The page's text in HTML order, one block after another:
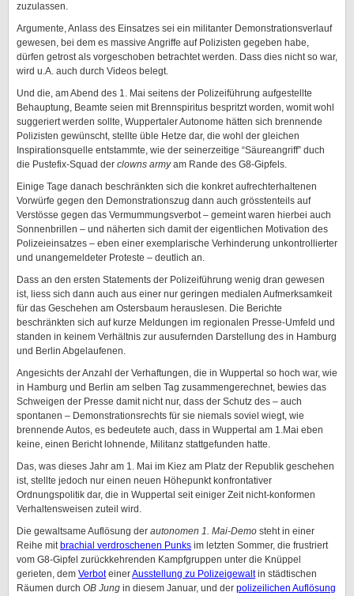
zuzulassen.
Argumente, Anlass des Einsatzes sei ein militanter Demonstrationsverlauf
gewesen, bei dem es massive Angriffe auf Polizisten gegeben habe,
dürfen getrost als vorgeschoben betrachtet werden. Dass dies nicht so war,
wird u.A. auch durch Videos belegt.
Und die, am Abend des 1. Mai seitens der Polizeiführung aufgestellte
Behauptung, Beamte seien mit Brennspiritus bespritzt worden, womit wohl
suggeriert werden sollte, Wuppertaler Autonome hätten sich brennende
Polizisten gewünscht, stellte üble Hetze dar, die wohl der gleichen
Inspirationsquelle entstammte, wie der seinerzeitige “Säureangriff” duch
die Pustefix-Squad der clowns armyam Rande des G8-Gipfels.
Einige Tage danach beschränkten sich die konkret aufrechterhaltenen
Vorwürfe gegen den Demonstrationszug dann auch grösstenteils auf
Verstösse gegen das Vermummungsverbot – gemeint waren hierbei auch
Sonnenbrillen – und näherten sich damit der eigentlichen Motivation des
Polizeieinsatzes – eben einer exemplarische Verhinderung unkontrollierter
und unangemeldeter Proteste – deutlich an.
Dass an den ersten Statements der Polizeiführung wenig dran gewesen
ist, liess sich dann auch aus einer nur geringen medialen Aufmerksamkeit
für das Geschehen am Ostersbaum herauslesen. Die Berichte
beschränkten sich auf kurze Meldungen im regionalen Presse-Umfeld und
standen in keinem Verhältnis zur ausufernden Darstellung des in Hamburg
und Berlin Abgelaufenen.
Angesichts der Anzahl der Verhaftungen, die in Wuppertal so hoch war, wie
in Hamburg und Berlin am selben Tag zusammengerechnet, bewies das
Schweigen der Presse damit nicht nur, dass der Schutz des – auch
spontanen – Demonstrationsrechts für sie niemals soviel wiegt, wie
brennende Autos, es bedeutete auch, dass in Wuppertal am 1.Mai eben
keine, einen Bericht lohnende, Militanz stattgefunden hatte.
Das, was dieses Jahr am 1. Mai im Kiez am Platz der Republik geschehen
ist, stellte jedoch nur einen neuen Höhepunkt konfrontativer
Ordnungspolitik dar, die in Wuppertal seit einiger Zeit nicht-konformen
Verhaltensweisen zuteil wird.
Die gewaltsame Auflösung der autonomen 1. Mai-Demo steht in einer
Reihe mit brachial verdroschenen Punks im letzten Sommer, die frustriert
vom G8-Gipfel zurückkehrenden Kampfgruppen unter die Knüppel
gerieten, dem VerboteinerAusstellung zu Polizeigewaltin städtischen
Räumen durch OB Jung in diesem Januar, und der polizeilichen Auflösung